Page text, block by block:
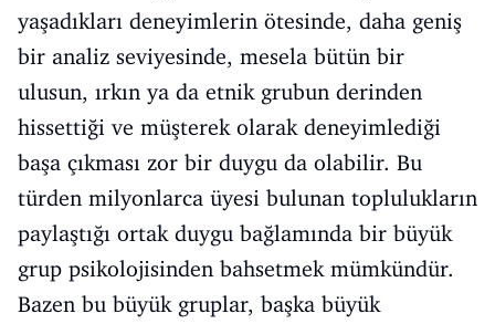
yaşadıkları deneyimlerin ötesinde, daha geniş
bir analiz seviyesinde, mesela bütün bir
ulusun, ırkın ya da etnik grubun derinden
hissettiği ve müşterek olarak deneyimlediği
başa çıkması zor bir duygu da olabilir. Bu
türden milyonlarca üyesi bulunan toplulukların
paylaştığı ortak duygu bağlamında bir büyük
grup psikolojisinden bahsetmek mümkündür.
Bazen bu büyük gruplar, başka büyük